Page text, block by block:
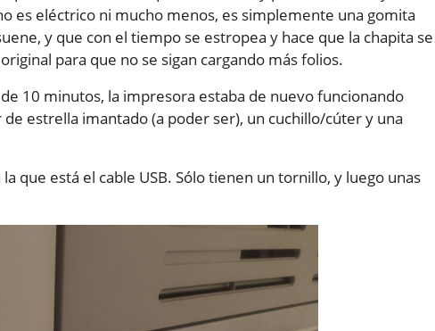
es eléctrico ni mucho menos, es simplemente una gomita
y que con el tiempo se estropea y hace que la chapita se
para que no se sigan cargando más folios.
10 minutos, la impresora estaba de nuevo funcionando
estrella imantado (a poder ser), un cuchillo/cúter y una
que está el cable USB. Sólo tienen un tornillo, y luego unas